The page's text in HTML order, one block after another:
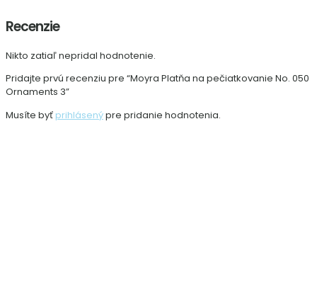
Recenzie
Nikto zatiaľ nepridal hodnotenie.
Pridajte prvú recenziu pre “Moyra Platňa na pečiatkovanie No. 050
Ornaments 3”
Musíte byť prihlásenýpre pridanie hodnotenia.